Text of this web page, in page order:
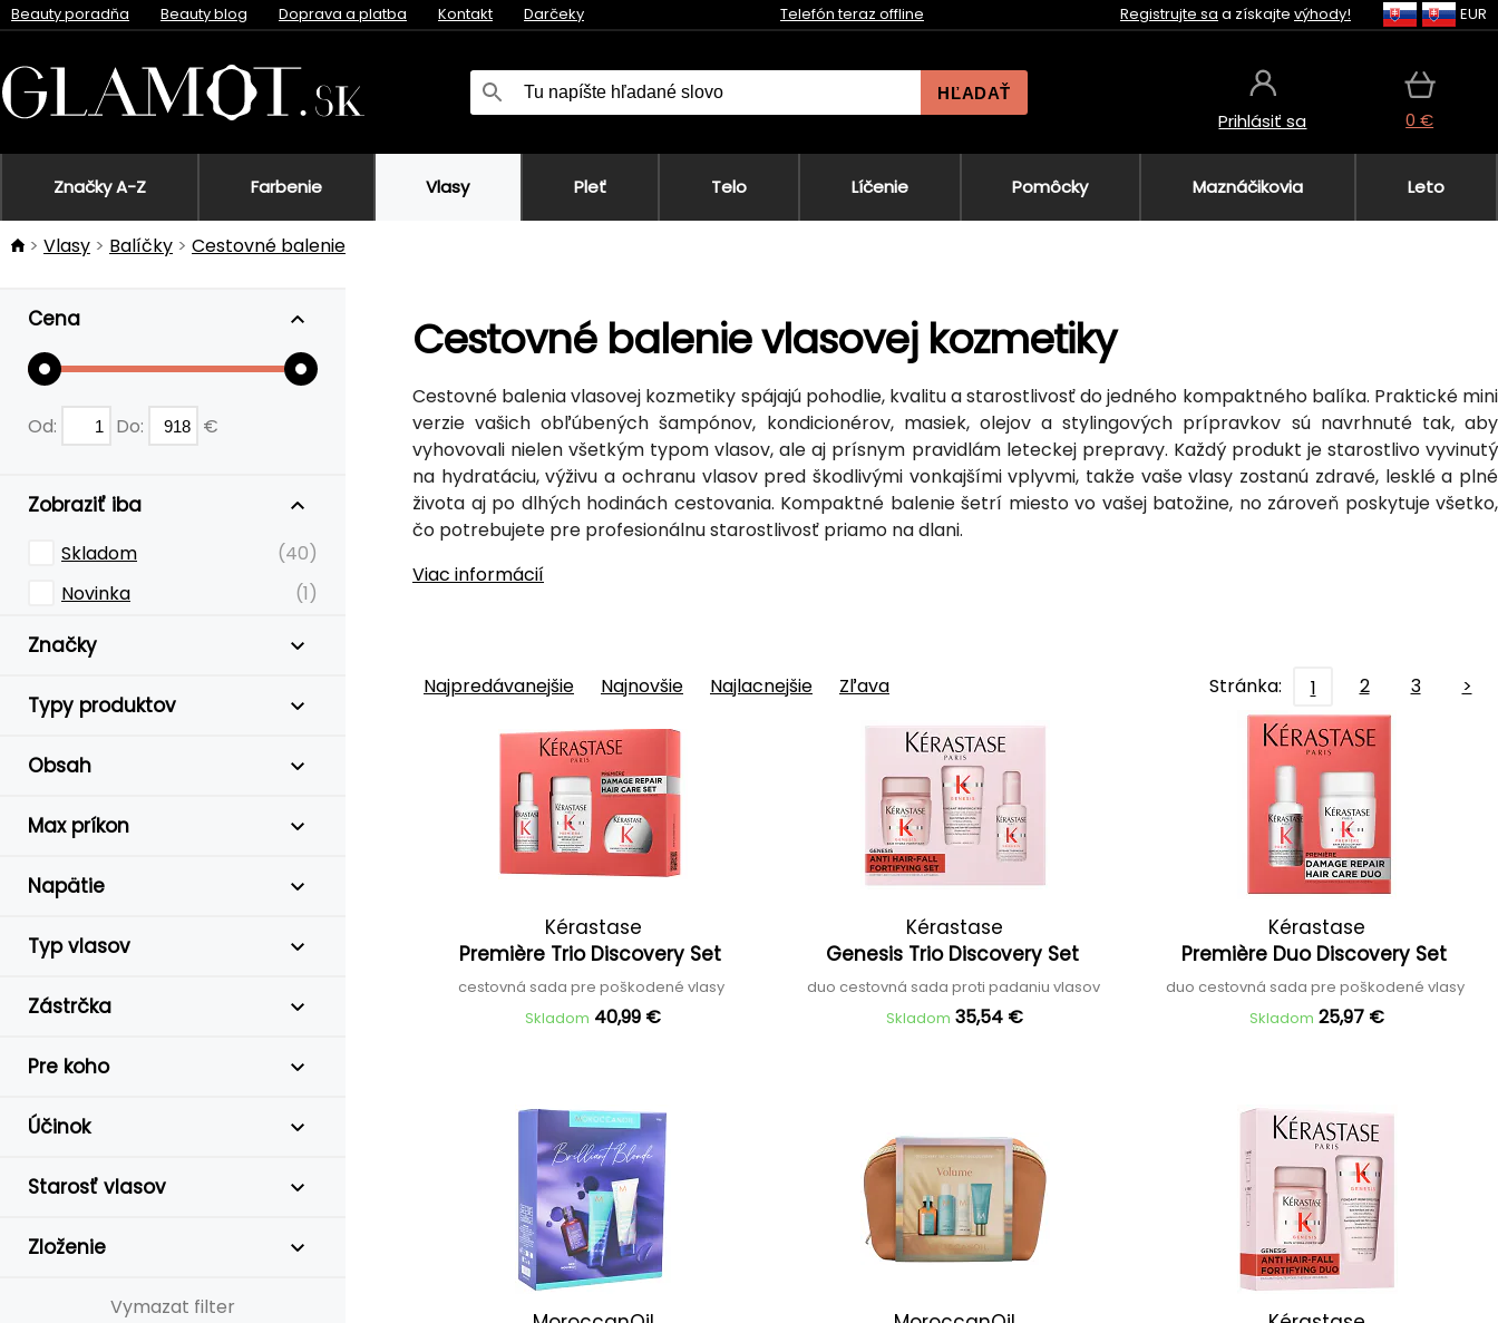
Beauty poradňa Beauty blog Doprava a platba Kontakt Darčeky Telefón teraz offline Registrujte sa a získajte výhody! EUR
HĽADAŤ
Prihlásiť sa 0 €
Značky A-Z Farbenie Vlasy Pleť Telo Líčenie Pomôcky Maznáčikovia Leto
Vlasy Balíčky Cestovné balenie
Cena
Od: Do: €
Zobraziť iba
Skladom
(40)
Novinka
(1)
Značky
Typy produktov
Obsah
Max príkon
Napätie
Typ vlasov
Zástrčka
Pre koho
Účinok
Starosť vlasov
Zloženie
Vymazat filter
Cestovné balenie vlasovej kozmetiky
Cestovné balenia vlasovej kozmetiky spájajú pohodlie, kvalitu a starostlivosť do jedného kompaktného balíka. Praktické mini
verzie vašich obľúbených šampónov, kondicionérov, masiek, olejov a stylingových prípravkov sú navrhnuté tak, aby
vyhovovali nielen všetkým typom vlasov, ale aj prísnym pravidlám leteckej prepravy. Každý produkt je starostlivo vyvinutý
na hydratáciu, výživu a ochranu vlasov pred škodlivými vonkajšími vplyvmi, takže vaše vlasy zostanú zdravé, lesklé a plné
života aj po dlhých hodinách cestovania. Kompaktné balenie šetrí miesto vo vašej batožine, no zároveň poskytuje všetko,
čo potrebujete pre profesionálnu starostlivosť priamo na dlani.
Viac informácií
Najpredávanejšie Najnovšie Najlacnejšie Zľava Stránka: 1 2 3 >
Kérastase
Première Trio Discovery Set
cestovná sada pre poškodené vlasy
Skladom 40,99 €
Kérastase
Genesis Trio Discovery Set
duo cestovná sada proti padaniu vlasov
Skladom 35,54 €
Kérastase
Première Duo Discovery Set
duo cestovná sada pre poškodené vlasy
Skladom 25,97 €